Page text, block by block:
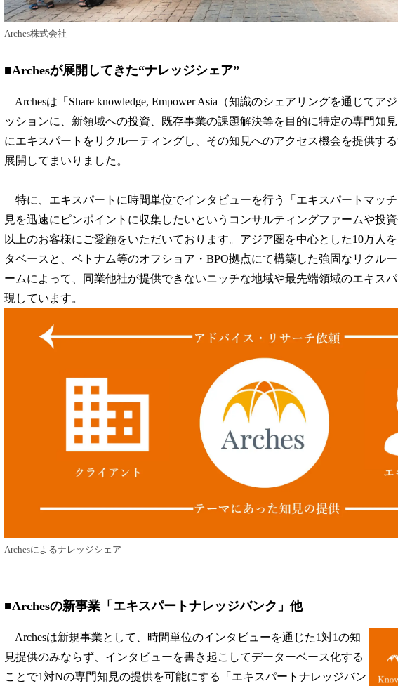
Arches株式会社
■Archesが展開してきた“ナレッジシェア”
Archesは「Share knowledge, Empower Asia（知識のシェアリングを通じてア
ッションに、新領域への投資、既存事業の課題解決等を目的に特定の専門知
にエキスパートをリクルーティングし、その知見へのアクセス機会を提供す
展開してまいりました。
特に、エキスパートに時間単位でインタビューを行う「エキスパートマッ
見を迅速にピンポイントに収集したいというコンサルティングファームや投
以上のお客様にご愛顧をいただいております。アジア圏を中心とした10万人
タベースと、ベトナム等のオフショア・BPO拠点にて構築した強固なリクル
ームによって、同業他社が提供できないニッチな地域や最先端領域のエキス
現しています。
Archesによるナレッジシェア
■Archesの新事業「エキスパートナレッジバンク」他
Archesは新規事業として、時間単位のインタビューを通じた1対1の知
見提供のみならず、インタビューを書き起こしてデーターベース化する
ことで1対Nの専門知見の提供を可能にする「エキスパートナレッジバン